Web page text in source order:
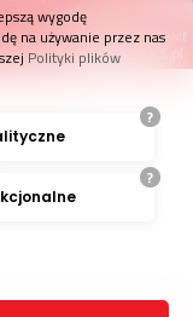
wygodę
na używanie przez nas
Polityki plików
?
?